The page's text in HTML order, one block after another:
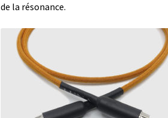
de la résonance.